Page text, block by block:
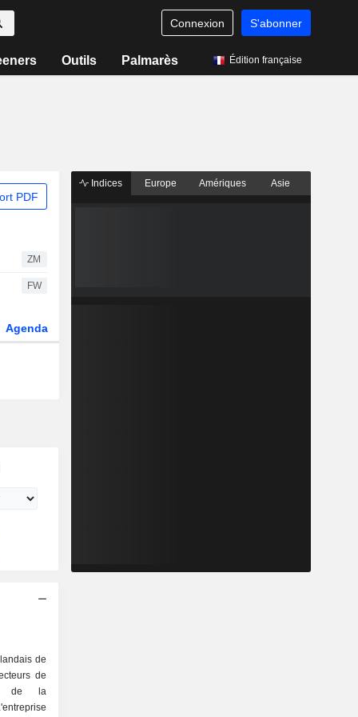
Connexion S'abonner
Outils Palmarès Édition française
PDF
ZM
FW
Agenda
de
de
de la
Indices Europe Amériques Asie